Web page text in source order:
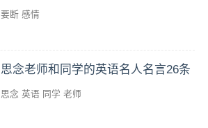
要断 感情
思念老师和同学的英语名人名言26条
思念 英语 同学 老师